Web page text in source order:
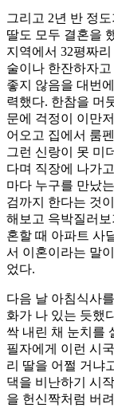
그리고 2년 반 정
딸도 모두 결혼을
지역에서 32평짜
술이나 한잔하자
좋지 않음을 대번
력했다. 한참을 머
문에 걱정이 이만
어오고 집에서 룸
그런 신랑이 못 미
다며 직장에 나가
마다 누구를 만났
검까지 한다는 것
해보고 윽박질러
혼할 때 아파트 사
서 이혼이라는 말
었다.
다음 날 아침식사
화가 나 있는 듯했
싹 내린 채 눈치를
필자에게 이런 시
리 딸을 어쩔 거냐
댁을 비난하기 시
을 헌신짝처럼 버